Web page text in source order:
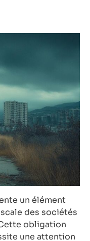
un élément
des sociétés
obligation
une attention